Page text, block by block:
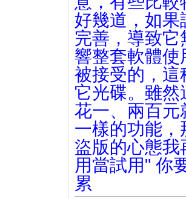
好幾道，如
完善，導致
響整套軟體
被接受的，這
它光碟。雖
花一、兩百元
一樣的功能
盜版的心態
用當試用" 你
累